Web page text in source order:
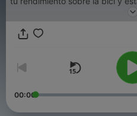
el mundillo biker, este es tu sitio. 🎧 📺
Dale al play y pedalea con
00:00